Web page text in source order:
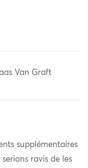
Van Graft
supplémentaires
ravis de les